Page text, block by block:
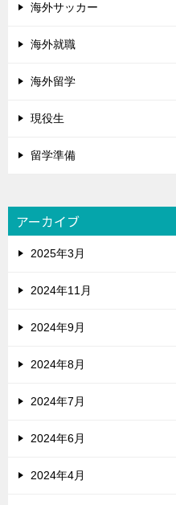
海外サッカー
海外就職
海外留学
現役生
留学準備
アーカイブ
2025年3月
2024年11月
2024年9月
2024年8月
2024年7月
2024年6月
2024年4月